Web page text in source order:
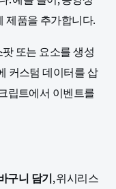
제품을 추가합니다.
또는 요소를 생성
커스텀 데이터를 삽
립트에서 이벤트를
구니 담기, 위시리스